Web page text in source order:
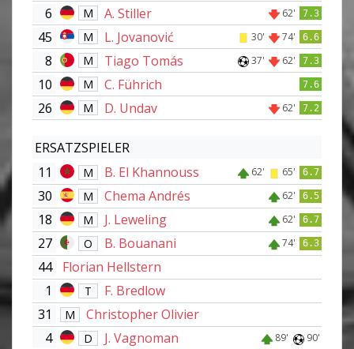
6 M A. Stiller 62' 7.3
45 M L. Jovanović 30' 74' 6.6
8 M Tiago Tomás 37' 62' 7.3
10 M C. Führich 7.6
26 M D. Undav 62' 7.2
ERSATZSPIELER
11
M B. El Khannouss 62' 65' 6.7
30 M Chema Andrés 62' 6.5
18 M J. Leweling 62' 6.7
27 O B. Bouanani 74' 6.3
44
Florian Hellstern
1
T
F. Bredlow
31
M
Christopher Olivier
4
D J. Vagnoman 89' 90'